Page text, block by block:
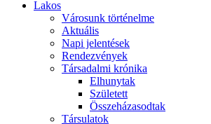
Lakos
Városunk történelme
Aktuális
Napi jelentések
Rendezvények
Társadalmi krónika
Elhunytak
Született
Összeházasodtak
Társulatok